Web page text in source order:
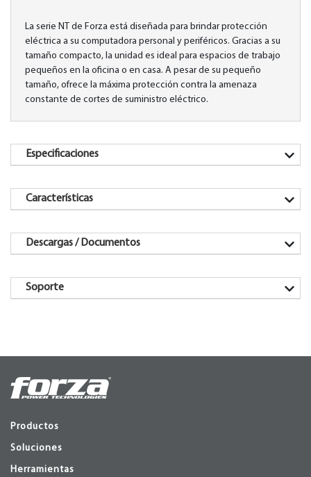
La serie NT de Forza está diseñada para brindar protección
eléctrica a su computadora personal y periféricos. Gracias a su
tamaño compacto, la unidad es ideal para espacios de trabajo
pequeños en la oficina o en casa. A pesar de su pequeño
tamaño, ofrece la máxima protección contra la amenaza
constante de cortes de suministro eléctrico.
Especificaciones
Características
Descargas / Documentos
Soporte
Productos
Soluciones
Herramientas